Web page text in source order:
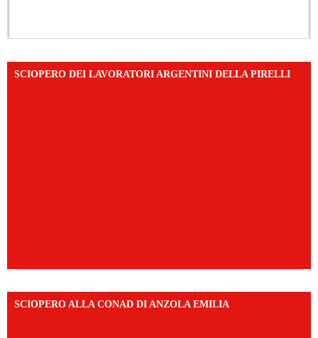
SCIOPERO DEI LAVORATORI ARGENTINI DELLA PIRELLI
SCIOPERO ALLA CONAD DI ANZOLA EMILIA